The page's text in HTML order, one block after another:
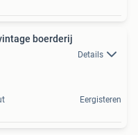
boerderij
Details
Eergisteren